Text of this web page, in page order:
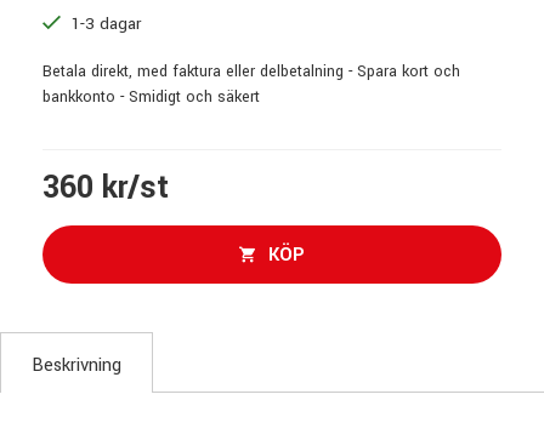
1-3 dagar
Betala direkt, med faktura eller delbetalning - Spara kort och
bankkonto - Smidigt och säkert
360 kr/st
KÖP
Beskrivning